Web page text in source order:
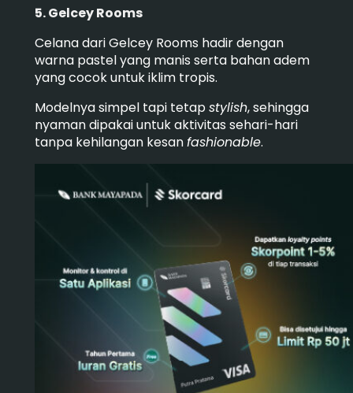
5. Gelcey Rooms
Celana dari Gelcey Rooms hadir dengan
warna pastel yang manis serta bahan adem
yang cocok untuk iklim tropis.
Modelnya simpel tapi tetapstylish, sehingga
nyaman dipakai untuk aktivitas sehari-hari
tanpa kehilangan kesanfashionable.